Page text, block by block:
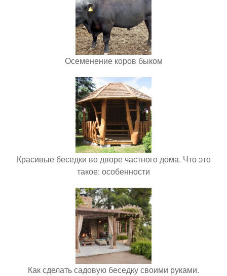
Осеменение коров быком
Красивые беседки во дворе частного дома. Что это
такое: особенности
Как сделать садовую беседку своими руками.